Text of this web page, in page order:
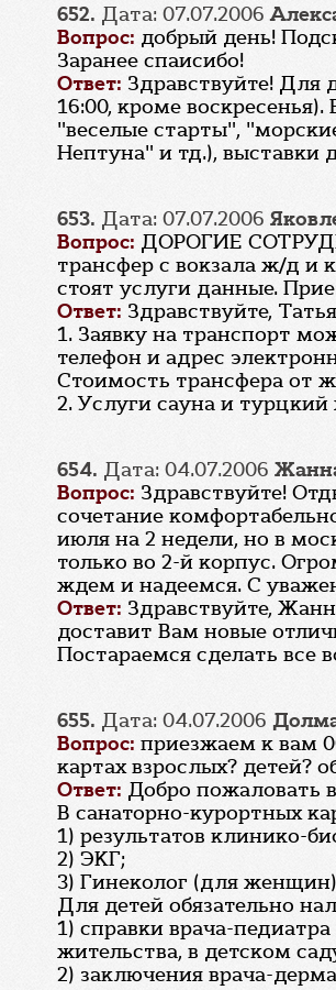
652. Дата: 07.07.2006
Вопрос: добрый день!
Заранее спаисибо!
Ответ: Здравствуйте! Для
16:00, кроме
"веселые старты",
Нептуна" и тд.), выставки
653. Дата: 07.07.2006
Вопрос: ДОРОГИЕ
трансфер с вокзала ж/д и
стоят услуги данные.
Ответ: Здравствуйте,
1. Заявку на транспорт
телефон и адрес
Стоимость трансфера от
2. Услуги сауна и
654. Дата: 04.07.2006
Вопрос: Здравствуйте!
сочетание
июля на 2 недели, но в
только во 2-й корпус.
ждем и надеемся. C
Ответ: Здравствуйте,
доставит Вам новые
Постараемся сделать все
655. Дата: 04.07.2006
Вопрос: приезжаем к вам
картах взрослых? детей?
Ответ: Добро пожаловать
В санаторно-курортных
1) результатов клинико-
2) ЭКГ;
3) Гинеколог (для
Для детей обязательно
1) справки врача-
жительства, в детском
2) заключения врача-